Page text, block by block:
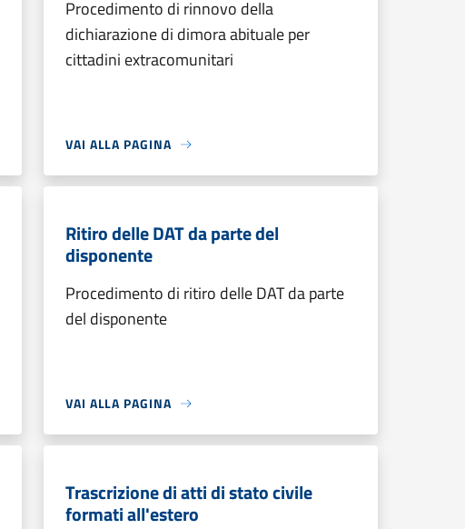
Procedimento di rinnovo della
dichiarazione di dimora abituale per
cittadini extracomunitari
VAI ALLA PAGINA
Ritiro delle DAT da parte del
disponente
Procedimento di ritiro delle DAT da parte
del disponente
VAI ALLA PAGINA
Trascrizione di atti di stato civile
formati all'estero